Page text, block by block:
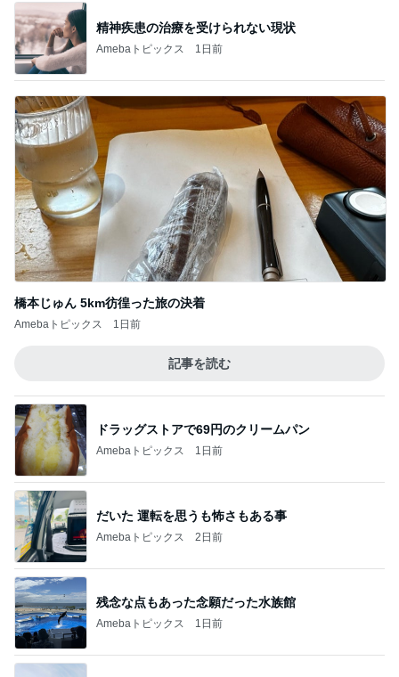
精神疾患の治療を受けられない現状
Amebaトピックス 1日前
橋本じゅん 5km彷徨った旅の決着
Amebaトピックス 1日前
記事を読む
ドラッグストアで69円のクリームパン
Amebaトピックス 1日前
だいた 運転を思うも怖さもある事
Amebaトピックス 2日前
残念な点もあった念願だった水族館
Amebaトピックス 1日前